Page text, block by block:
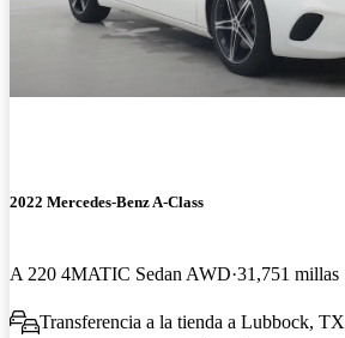
2022 Mercedes-Benz A-Class
A 220 4MATIC Sedan AWD 31,751 millas
Transferencia a la tienda a Lubbock, TX